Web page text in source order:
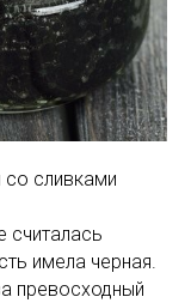
сливками
считалась
имела черная.
превосходный